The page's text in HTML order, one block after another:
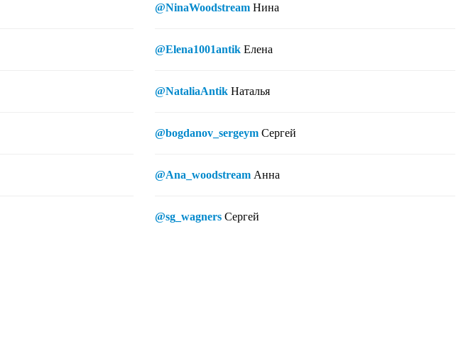
@NinaWoodstream Нина
@Elena1001antik Елена
@NataliaAntik Наталья
@bogdanov_sergeym Сергей
@Ana_woodstream Анна
@sg_wagners Сергей